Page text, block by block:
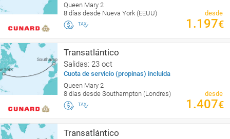
Queen Mary 2
8 días desde Nueva York (EEUU)
desde
1.197€
Transatlántico
Salidas: 23 oct
Cuota de servicio (propinas) incluida
Queen Mary 2
8 días desde Southampton (Londres)
desde
1.407€
Transatlántico